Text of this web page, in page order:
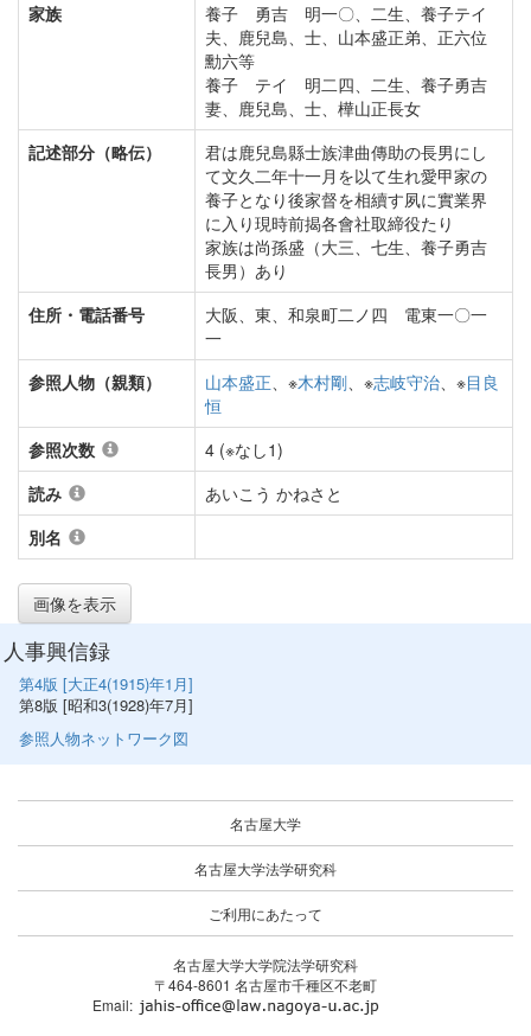
家族
養子 勇吉 明一〇、二生、養子テイ
夫、鹿兒島、士、山本盛正弟、正六位
勳六等
養子 テイ 明二四、二生、養子勇吉
妻、鹿兒島、士、樺山正長女
記述部分（略伝）
君は鹿兒島縣士族津曲傳助の長男にし
て文久二年十一月を以て生れ愛甲家の
養子となり後家督を相續す夙に實業界
に入り現時前揭各會社取締役たり
家族は尚孫盛（大三、七生、養子勇吉
長男）あり
住所・電話番号
大阪、東、和泉町二ノ四 電東一〇一
一
参照人物（親類）
山本盛正、※木村剛、※志岐守治、※目良
恒
参照次数
4 (※なし1)
読み
あいこう かねさと
別名
画像を表示
人事興信録
第4版 [大正4(1915)年1月]
第8版 [昭和3(1928)年7月]
参照人物ネットワーク図
名古屋大学
名古屋大学法学研究科
ご利用にあたって
名古屋大学大学院法学研究科
〒464-8601 名古屋市千種区不老町
Email: